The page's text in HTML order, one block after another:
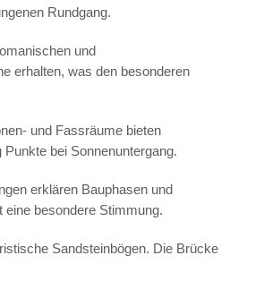
Rundgang.
und
erhalten, was den besonderen
und Fassräume bieten
bei Sonnenuntergang.
erklären Bauphasen und
eine besondere Stimmung.
Sandsteinbögen. Die Brücke